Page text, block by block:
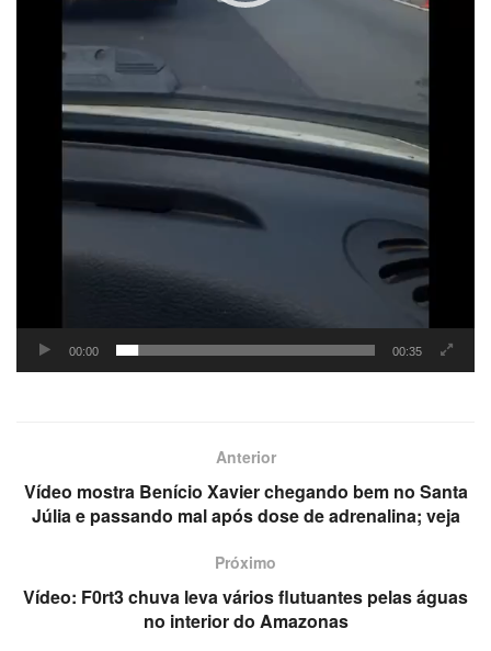
00:00 00:35
Anterior
Vídeo mostra Benício Xavier chegando bem no Santa
Júlia e passando mal após dose de adrenalina; veja
Próximo
Vídeo: F0rt3 chuva leva vários flutuantes pelas águas
no interior do Amazonas